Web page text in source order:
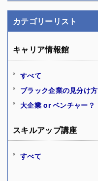
カテゴリーリスト
キャリア情報館
すべて
ブラック企業の見分け方
大企業 or ベンチャー？
スキルアップ講座
すべて